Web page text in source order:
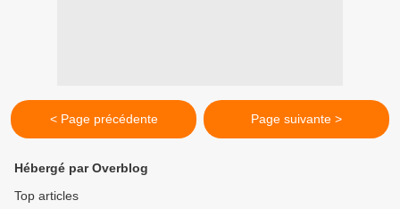
< Page précédente Page suivante >
Hébergé par Overblog
Top articles